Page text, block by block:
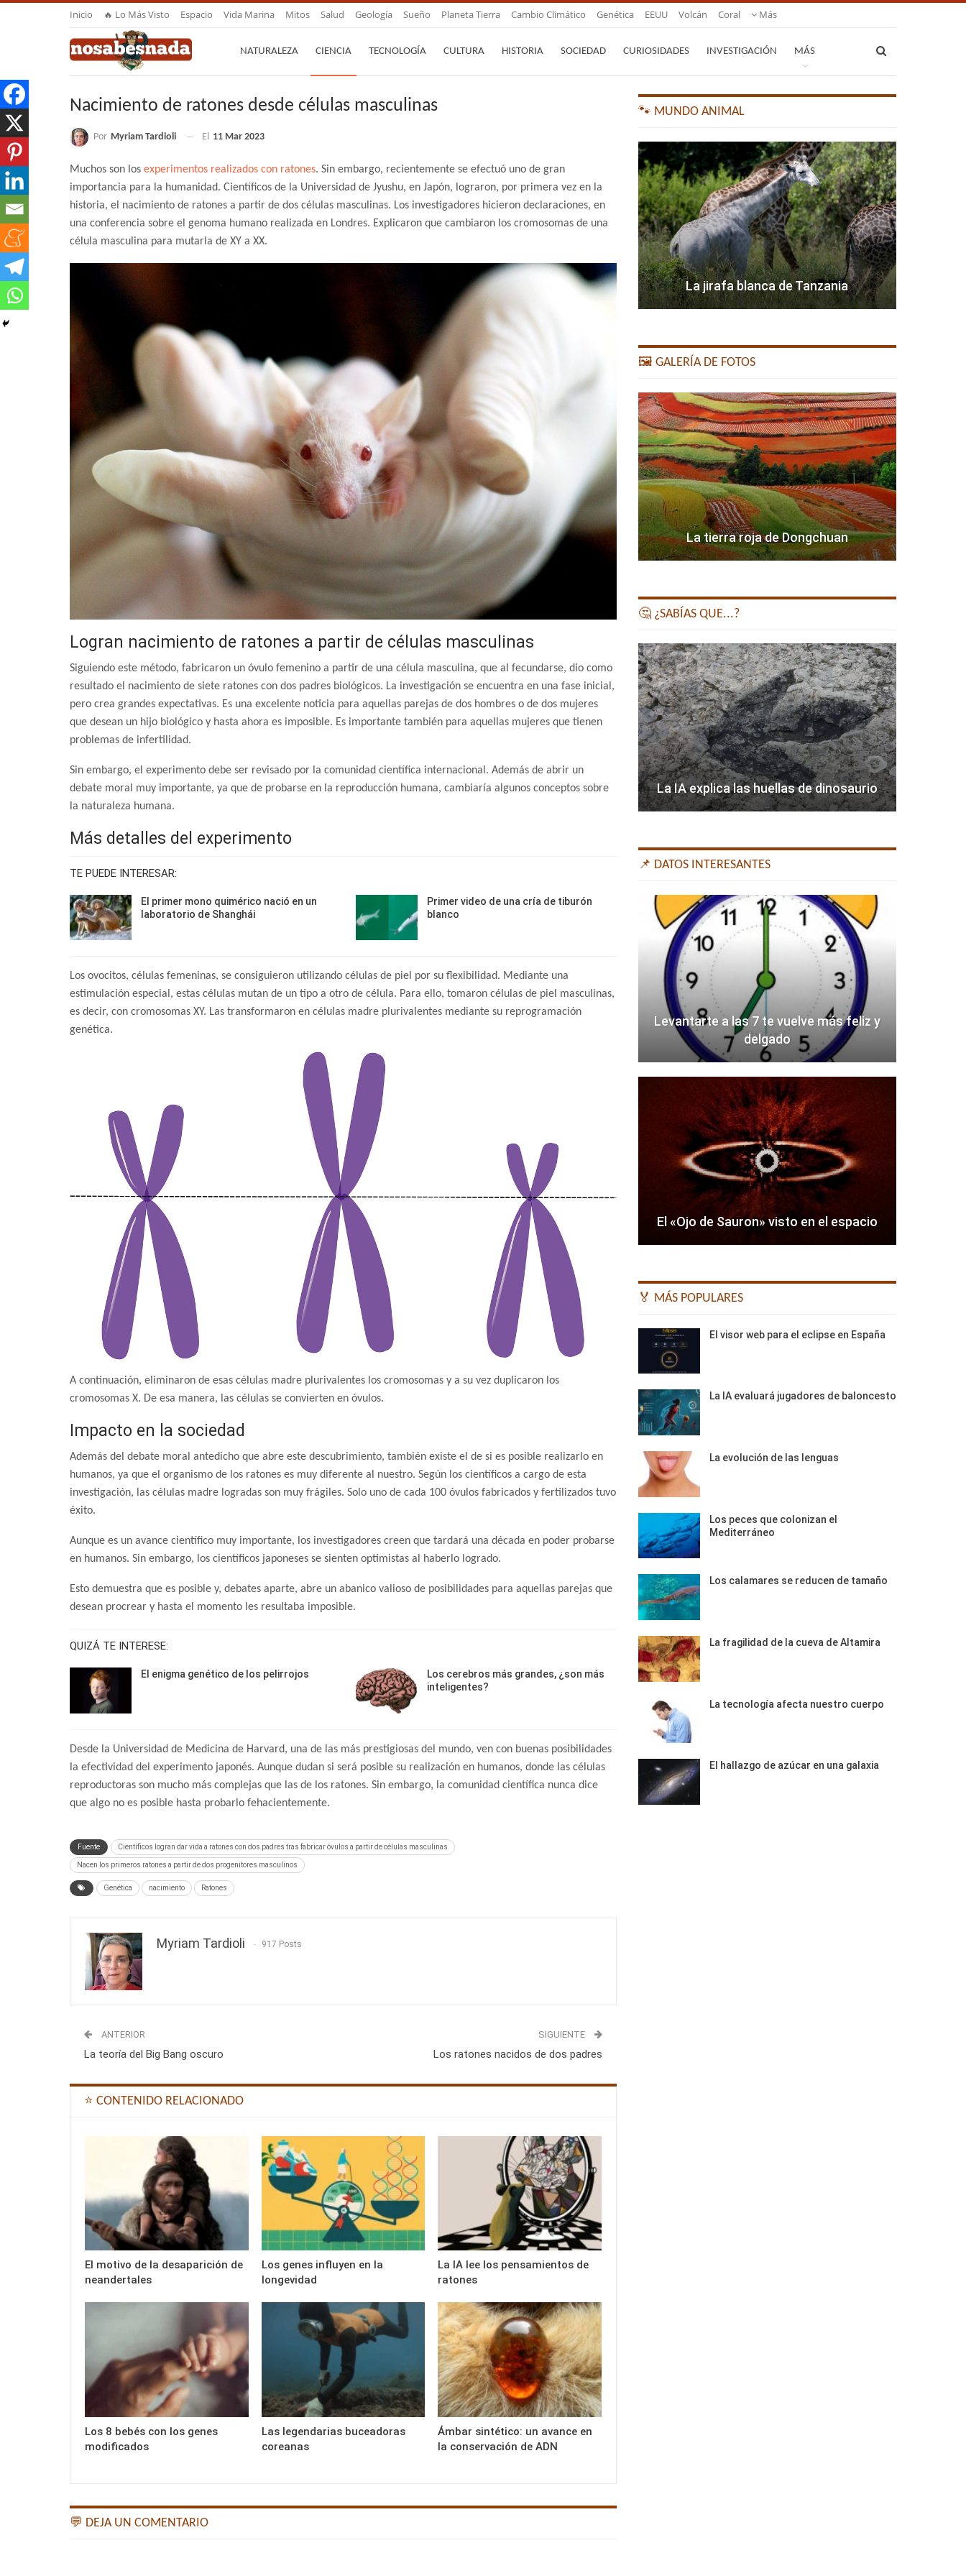
Inicio 🔥 Lo Más Visto Espacio Vida Marina Mitos Salud Geología Sueño Planeta Tierra Cambio Climático Genética EEUU Volcán Coral Más
NATURALEZA CIENCIA TECNOLOGÍA CULTURA HISTORIA SOCIEDAD CURIOSIDADES INVESTIGACIÓN MÁS
Nacimiento de ratones desde células masculinas
Por Myriam Tardioli El 11 Mar 2023
Muchos son los experimentos realizados con ratones. Sin embargo, recientemente se efectuó uno de gran
importancia para la humanidad. Científicos de la Universidad de Jyushu, en Japón, lograron, por primera vez en la
historia, el nacimiento de ratones a partir de dos células masculinas. Los investigadores hicieron declaraciones, en
una conferencia sobre el genoma humano realizada en Londres. Explicaron que cambiaron los cromosomas de una
célula masculina para mutarla de XY a XX.
Logran nacimiento de ratones a partir de células masculinas
Siguiendo este método, fabricaron un óvulo femenino a partir de una célula masculina, que al fecundarse, dio como
resultado el nacimiento de siete ratones con dos padres biológicos. La investigación se encuentra en una fase inicial,
pero crea grandes expectativas. Es una excelente noticia para aquellas parejas de dos hombres o de dos mujeres
que desean un hijo biológico y hasta ahora es imposible. Es importante también para aquellas mujeres que tienen
problemas de infertilidad.
Sin embargo, el experimento debe ser revisado por la comunidad científica internacional. Además de abrir un
debate moral muy importante, ya que de probarse en la reproducción humana, cambiaría algunos conceptos sobre
la naturaleza humana.
Más detalles del experimento
TE PUEDE INTERESAR:
El primer mono quimérico nació en un
laboratorio de Shanghái
Primer video de una cría de tiburón
blanco
Los ovocitos, células femeninas, se consiguieron utilizando células de piel por su flexibilidad. Mediante una
estimulación especial, estas células mutan de un tipo a otro de célula. Para ello, tomaron células de piel masculinas,
es decir, con cromosomas XY. Las transformaron en células madre plurivalentes mediante su reprogramación
genética.
A continuación, eliminaron de esas células madre plurivalentes los cromosomas y a su vez duplicaron los
cromosomas X. De esa manera, las células se convierten en óvulos.
Impacto en la sociedad
Además del debate moral antedicho que abre este descubrimiento, también existe el de si es posible realizarlo en
humanos, ya que el organismo de los ratones es muy diferente al nuestro. Según los científicos a cargo de esta
investigación, las células madre logradas son muy frágiles. Solo uno de cada 100 óvulos fabricados y fertilizados tuvo
éxito.
Aunque es un avance científico muy importante, los investigadores creen que tardará una década en poder probarse
en humanos. Sin embargo, los científicos japoneses se sienten optimistas al haberlo logrado.
Esto demuestra que es posible y, debates aparte, abre un abanico valioso de posibilidades para aquellas parejas que
desean procrear y hasta el momento les resultaba imposible.
QUIZÁ TE INTERESE:
El enigma genético de los pelirrojos
Los cerebros más grandes, ¿son más
inteligentes?
Desde la Universidad de Medicina de Harvard, una de las más prestigiosas del mundo, ven con buenas posibilidades
la efectividad del experimento japonés. Aunque dudan si será posible su realización en humanos, donde las células
reproductoras son mucho más complejas que las de los ratones. Sin embargo, la comunidad científica nunca dice
que algo no es posible hasta probarlo fehacientemente.
Fuente Científicos logran dar vida a ratones con dos padres tras fabricar óvulos a partir de células masculinas
Nacen los primeros ratones a partir de dos progenitores masculinos
Genética nacimiento Ratones
Myriam Tardioli 917 Posts
ANTERIOR
La teoría del Big Bang oscuro
SIGUIENTE
Los ratones nacidos de dos padres
⭐ CONTENIDO RELACIONADO
El motivo de la desaparición de
neandertales
Los genes influyen en la
longevidad
La IA lee los pensamientos de
ratones
Los 8 bebés con los genes
modificados
Las legendarias buceadoras
coreanas
Ámbar sintético: un avance en
la conservación de ADN
💬 DEJA UN COMENTARIO
🐾 MUNDO ANIMAL
La jirafa blanca de Tanzania
🖼️ GALERÍA DE FOTOS
La tierra roja de Dongchuan
🤔 ¿SABÍAS QUE...?
La IA explica las huellas de dinosaurio
📌 DATOS INTERESANTES
Levantarte a las 7 te vuelve más feliz y
delgado
El «Ojo de Sauron» visto en el espacio
🏅 MÁS POPULARES
El visor web para el eclipse en España
La IA evaluará jugadores de baloncesto
La evolución de las lenguas
Los peces que colonizan el
Mediterráneo
Los calamares se reducen de tamaño
La fragilidad de la cueva de Altamira
La tecnología afecta nuestro cuerpo
El hallazgo de azúcar en una galaxia